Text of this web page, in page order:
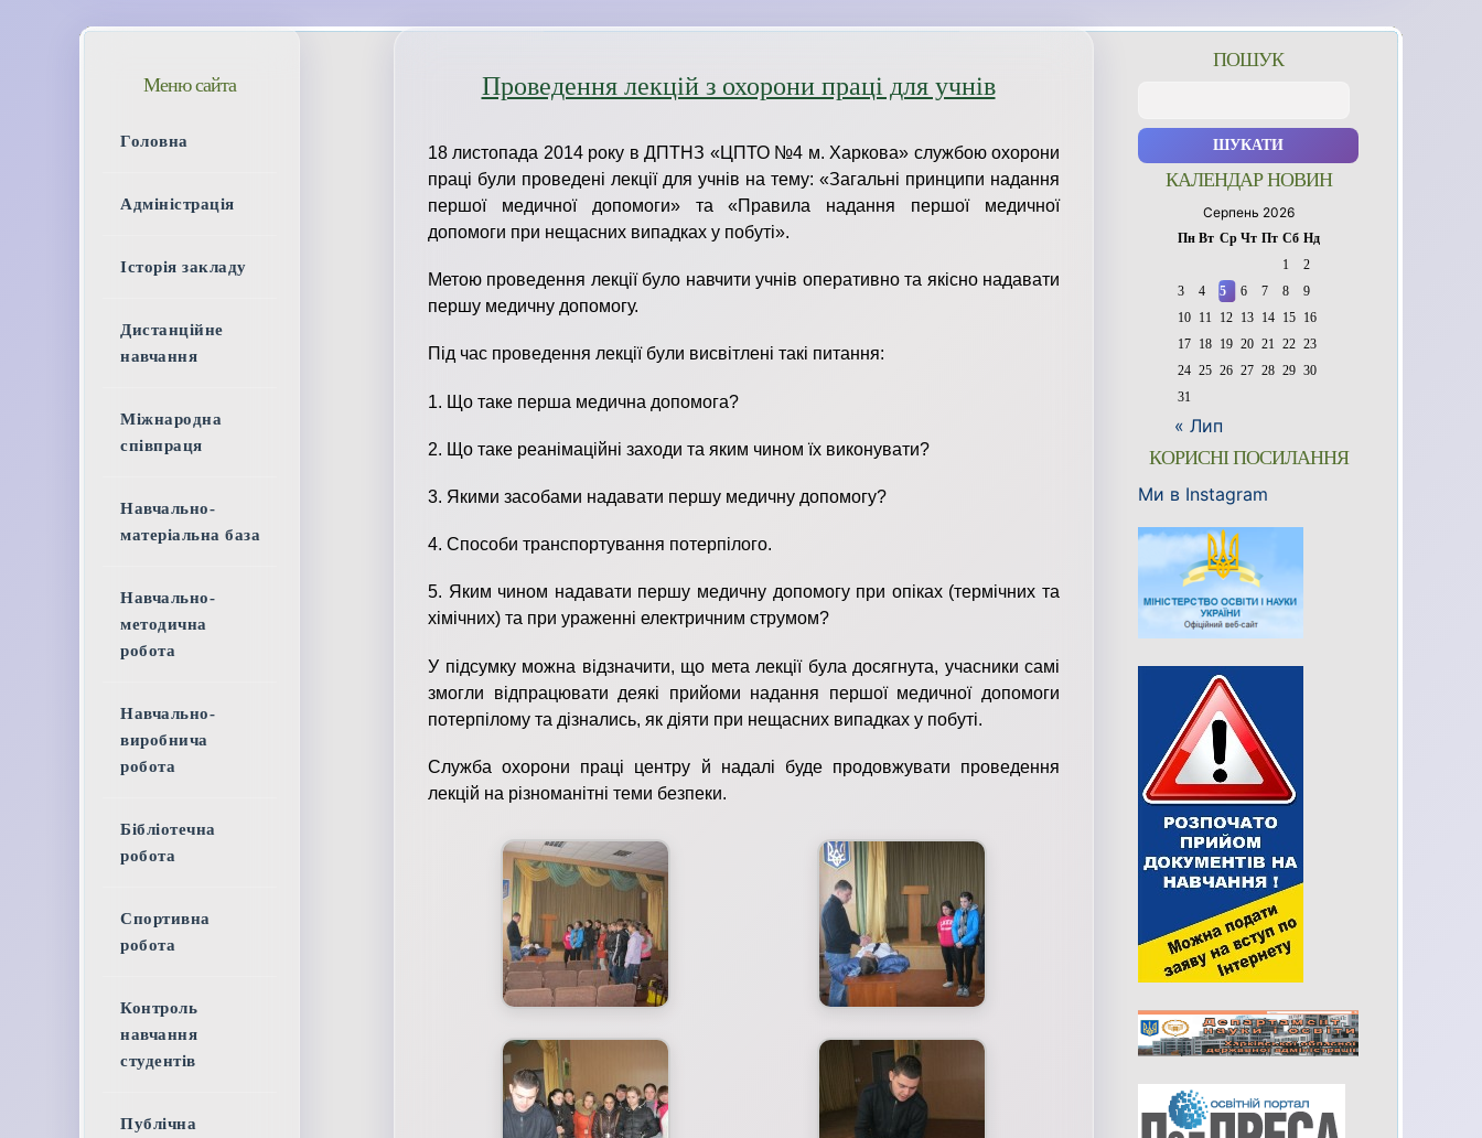
Проведення лекцій з охорони праці для учнів
18 листопада 2014 року в ДПТНЗ «ЦПТО №4 м. Харкова» службою охорони
праці були проведені лекції для учнів на тему: «Загальні принципи надання
першої медичної допомоги» та «Правила надання першої медичної
допомоги при нещасних випадках у побуті».
Метою проведення лекції було навчити учнів оперативно та якісно надавати
першу медичну допомогу.
Під час проведення лекції були висвітлені такі питання:
1. Що таке перша медична допомога?
2. Що таке реанімаційні заходи та яким чином їх виконувати?
3. Якими засобами надавати першу медичну допомогу?
4. Способи транспортування потерпілого.
5. Яким чином надавати першу медичну допомогу при опіках (термічних та
хімічних) та при ураженні електричним струмом?
У підсумку можна відзначити, що мета лекції була досягнута, учасники самі
змогли відпрацювати деякі прийоми надання першої медичної допомоги
потерпілому та дізнались, як діяти при нещасних випадках у побуті.
Служба охорони праці центру й надалі буде продовжувати проведення
лекцій на різноманітні теми безпеки.
ПОШУК
КАЛЕНДАР НОВИН
Серпень 2026
Пн Вт Ср Чт Пт Сб Нд
1
2
3
4 5 6 7 8
9
10
11 12 13 14 15
16
17
18 19 20 21 22 23
24 25 26 27 28 29 30
31
« Лип
КОРИСНІ ПОСИЛАННЯ
Ми в Instagram
Меню сайта
Головна
Адміністрація
Історія закладу
Дистанційне
навчання
Міжнародна
співпраця
Навчально-
матеріальна база
Навчально-
методична
робота
Навчально-
виробнича
робота
Бібліотечна
робота
Спортивна
робота
Контроль
навчання
студентів
Публічна